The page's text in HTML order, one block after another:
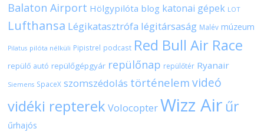
Balaton Airport Hölgypilóta blog katonai gépek LOT
Lufthansa Légikatasztrófa légitársaság Malév múzeum
Pilatus pilóta nélküli Pipistrel podcast Red Bull Air Race
repülő autó repülőgépgyár repülőnap repülőtér Ryanair
Siemens SpaceX szomszédolás történelem videó
vidéki repterek VolocopterWizz Air űr
űrhajós